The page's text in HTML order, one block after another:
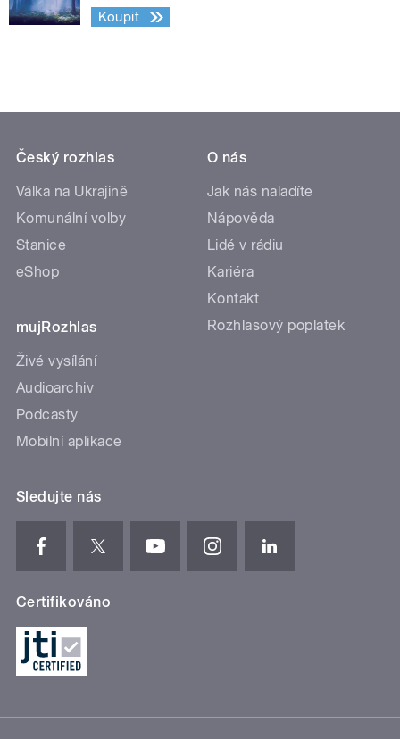
Koupit
Český rozhlas
Válka na Ukrajině
Komunální volby
Stanice
eShop
mujRozhlas
Živé vysílání
Audioarchiv
Podcasty
Mobilní aplikace
O nás
Jak nás naladíte
Nápověda
Lidé v rádiu
Kariéra
Kontakt
Rozhlasový poplatek
Sledujte nás
Certifikováno